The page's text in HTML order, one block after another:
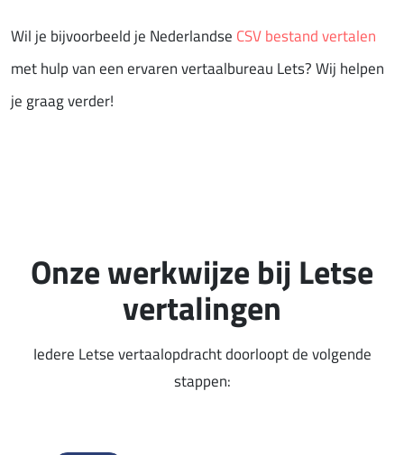
Wil je bijvoorbeeld je Nederlandse CSV bestand vertalen
met hulp van een ervaren vertaalbureau Lets? Wij helpen
je graag verder!
Onze werkwijze bij Letse
vertalingen
Iedere Letse vertaalopdracht doorloopt de volgende
stappen: